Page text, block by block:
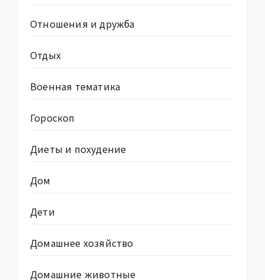
Отношения и дружба
Отдых
Военная тематика
Гороскоп
Диеты и похудение
Дом
Дети
Домашнее хозяйство
Домашние животные